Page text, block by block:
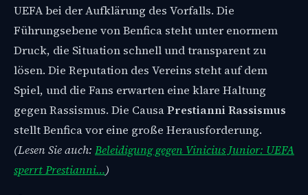
UEFA bei der Aufklärung des Vorfalls. Die
Führungsebene von Benfica steht unter enormem
Druck, die Situation schnell und transparent zu
lösen. Die Reputation des Vereins steht auf dem
Spiel, und die Fans erwarten eine klare Haltung
gegen Rassismus. Die CausaPrestianni Rassismus
stellt Benfica vor eine große Herausforderung.
(Lesen Sie auch: Beleidigung gegen Vinicius Junior: UEFA
sperrt Prestianni…)